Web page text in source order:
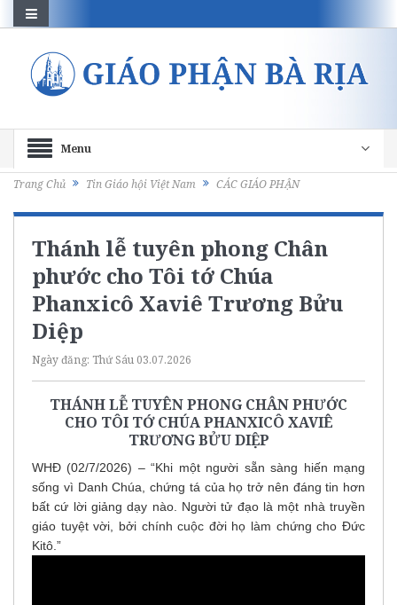
Menu
Trang Chủ Tin Giáo hội Việt Nam CÁC GIÁO PHẬN
Thánh lễ tuyên phong Chân
phước cho Tôi tớ Chúa
Phanxicô Xaviê Trương Bửu
Diệp
Ngày đăng: Thứ Sáu 03.07.2026
THÁNH LỄ TUYÊN PHONG CHÂN PHƯỚC
CHO TÔI TỚ CHÚA PHANXICÔ XAVIÊ
TRƯƠNG BỬU DIỆP
WHĐ (02/7/2026) – “Khi một người sẵn sàng hiến mạng
sống vì Danh Chúa, chứng tá của họ trở nên đáng tin hơn
bất cứ lời giảng dạy nào. Người tử đạo là một nhà truyền
giáo tuyệt vời, bởi chính cuộc đời họ làm chứng cho Đức
Kitô.”